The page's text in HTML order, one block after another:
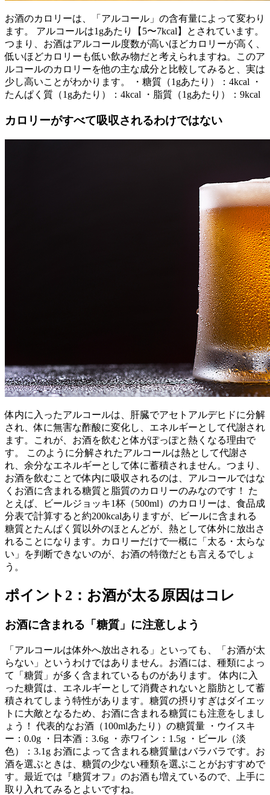
お酒のカロリーは、「アルコール」の含有量によって変わり
ます。 アルコールは1gあたり【5〜7kcal】とされています。
つまり、お酒はアルコール度数が高いほどカロリーが高く、
低いほどカロリーも低い飲み物だと考えられますね。このア
ルコールのカロリーを他の主な成分と比較してみると、実は
少し高いことがわかります。 ・糖質（1gあたり）：4kcal ・
たんぱく質（1gあたり）：4kcal ・脂質（1gあたり）：9kcal
カロリーがすべて吸収されるわけではない
体内に入ったアルコールは、肝臓でアセトアルデヒドに分解
され、体に無害な酢酸に変化し、エネルギーとして代謝され
ます。これが、お酒を飲むと体がぽっぽと熱くなる理由で
す。 このように分解されたアルコールは熱として代謝さ
れ、余分なエネルギーとして体に蓄積されません。つまり、
お酒を飲むことで体内に吸収されるのは、アルコールではな
くお酒に含まれる糖質と脂質のカロリーのみなのです！ た
とえば、ビールジョッキ1杯（500ml）のカロリーは、食品成
分表で計算すると約200kcalありますが、ビールに含まれる
糖質とたんぱく質以外のほとんどが、熱として体外に放出さ
れることになります。カロリーだけで一概に「太る・太らな
い」を判断できないのが、お酒の特徴だとも言えるでしょ
う。
ポイント2：お酒が太る原因はコレ
お酒に含まれる「糖質」に注意しよう
「アルコールは体外へ放出される」といっても、「お酒が太
らない」というわけではありません。お酒には、種類によっ
て「糖質」が多く含まれているものがあります。 体内に入
った糖質は、エネルギーとして消費されないと脂肪として蓄
積されてしまう特性があります。糖質の摂りすぎはダイエッ
トに大敵となるため、お酒に含まれる糖質にも注意をしまし
ょう！ 代表的なお酒（100mlあたり）の糖質量 ・ウイスキ
ー：0.0g ・日本酒：3.6g ・赤ワイン：1.5g ・ビール（淡
色）：3.1g お酒によって含まれる糖質量はバラバラです。お
酒を選ぶときは、糖質の少ない種類を選ぶことがおすすめで
す。最近では『糖質オフ』のお酒も増えているので、上手に
取り入れてみるとよいですね。